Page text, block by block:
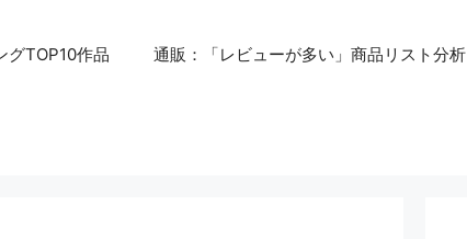
グTOP10作品 通販：「レビューが多い」商品リスト分析